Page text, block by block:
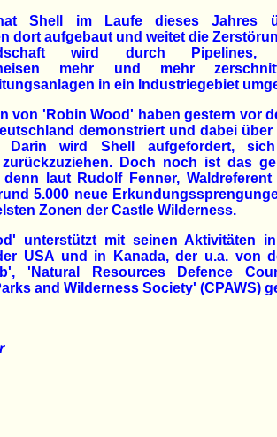
Shell im Laufe dieses Jahres
dort aufgebaut und weitet die
wird durch Pipelines,
mehr und mehr
in ein Industriegebiet
von 'Robin Wood' haben gestern vor
demonstriert und dabei über
Darin wird Shell aufgefordert,
Doch noch ist das
denn laut Rudolf Fenner,
5.000 neue
Zonen der Castle Wilderness.
unterstützt mit seinen Aktivitäten
USA und in Kanada, der u.a. von
'Natural Resources Defence
and Wilderness Society' (CPAWS)